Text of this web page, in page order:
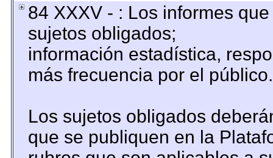
84 XXXV - : Los informes
sujetos obligados;
información estadística,
más frecuencia por el público.
Los sujetos obligados
que se publiquen en la